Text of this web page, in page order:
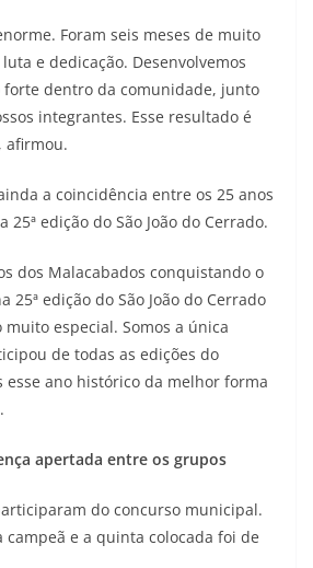
Foram seis meses de muito
e dedicação. Desenvolvemos
dentro da comunidade, junto
integrantes. Esse resultado é
afirmou.
a coincidência entre os 25 anos
25ª edição do São João do Cerrado.
dos Malacabados conquistando o
edição do São João do Cerrado
especial. Somos a única
de todas as edições do
esse ano histórico da melhor forma
apertada entre os grupos
do concurso municipal.
e a quinta colocada foi de